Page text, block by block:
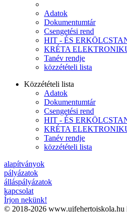
Adatok
Dokumentumtár
Csengetési rend
HIT - ÉS
KRÉTA
Tanév rendje
közzétételi lista
Közzétételi lista
Adatok
Dokumentumtár
Csengetési rend
HIT - ÉS
KRÉTA
Tanév rendje
közzétételi lista
alapítványok
pályázatok
álláspályázatok
kapcsolat
Írjon nekünk!
© 2018-2026 www.ujfehertoiskola.hu |